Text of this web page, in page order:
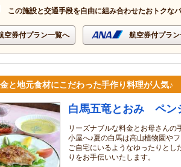
この施設と交通手段を自由に組み合わせたおトクな
空券付プラン一覧へ 航空券付プラ
と地元食材にこだわった手作り料理が人気♪
白馬五竜とおみ ペン
リーズナブルな料金とお母さんの
小屋へ♪夏の白馬は高山植物園や
ご自宅にいるようなゆったりとし
りをお手伝いいたします。